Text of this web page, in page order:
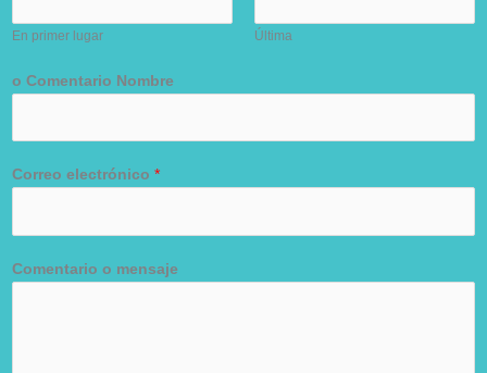
En primer lugar Última
o Comentario Nombre
Correo electrónico *
Comentario o mensaje